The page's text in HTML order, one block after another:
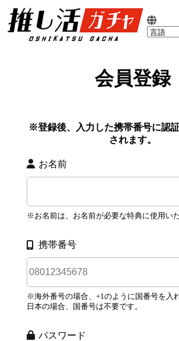
会員登録
※登録後、入力した携帯番号に認
されます。
お名前
※お名前は、お名前が必要な特典に使用いた
携帯番号
※海外番号の場合、+1のように国番号を入
日本の場合、国番号は不要です。
パスワード